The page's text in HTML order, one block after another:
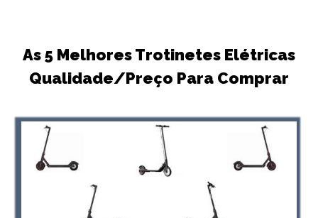
As 5 Melhores Trotinetes Elétricas
Qualidade/Preço Para Comprar